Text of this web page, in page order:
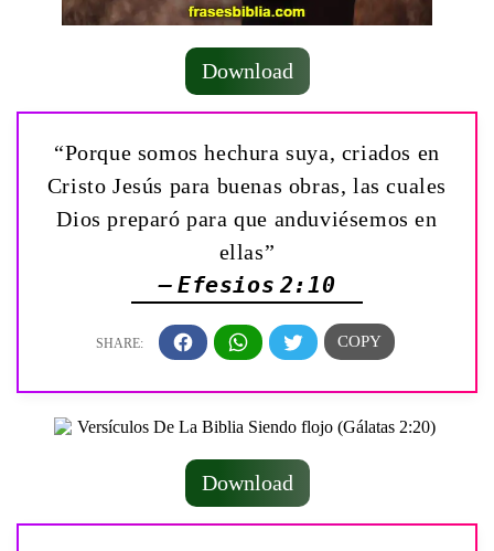
Download
“Porque somos hechura suya, criados en
Cristo Jesús para buenas obras, las cuales
Dios preparó para que anduviésemos en
ellas”
— Efesios 2:10
Download